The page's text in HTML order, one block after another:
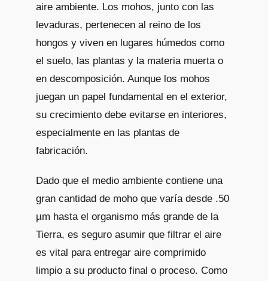
aire ambiente. Los mohos, junto con las
levaduras, pertenecen al reino de los
hongos y viven en lugares húmedos como
el suelo, las plantas y la materia muerta o
en descomposición. Aunque los mohos
juegan un papel fundamental en el exterior,
su crecimiento debe evitarse en interiores,
especialmente en las plantas de
fabricación.
Dado que el medio ambiente contiene una
gran cantidad de moho que varía desde .50
µm hasta el organismo más grande de la
Tierra, es seguro asumir que filtrar el aire
es vital para entregar aire comprimido
limpio a su producto final o proceso. Como